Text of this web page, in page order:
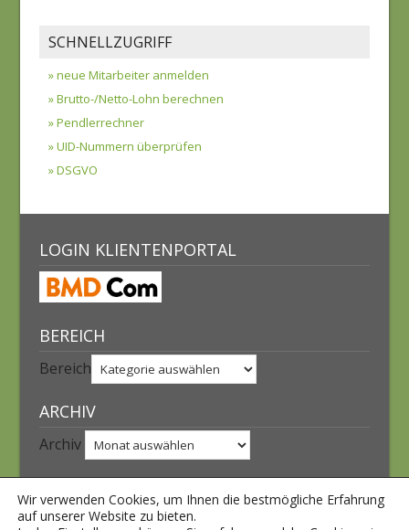
SCHNELLZUGRIFF
» neue Mitarbeiter anmelden
» Brutto-/Netto-Lohn berechnen
» Pendlerrechner
» UID-Nummern überprüfen
» DSGVO
LOGIN KLIENTENPORTAL
BEREICH
Bereich
ARCHIV
Archiv
Anmelden
Wir verwenden Cookies, um Ihnen die bestmögliche Erfahrung
auf unserer Website zu bieten.